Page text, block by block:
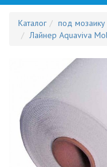
Каталог
под мозаику
Лайнер Aquaviva